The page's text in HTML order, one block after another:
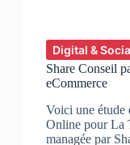
Digital &
Share Conseil
eCommerce
Voici une étude
Online pour La
managée par